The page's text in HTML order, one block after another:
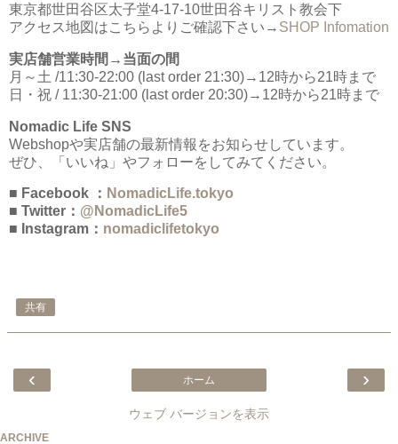
東京都世田谷区太子堂4-17-10世田谷キリスト教会下
アクセス地図はこちらよりご確認下さい→ SHOP Infomation
実店舗営業時間→当面の間
月～土 /11:30-22:00 (last order 21:30)→12時から21時まで
日・祝 / 11:30-21:00 (last order 20:30)→12時から21時まで
Nomadic Life SNS
Webshopや実店舗の最新情報をお知らせしています。
ぜひ、「いいね」やフォローをしてみてください。
■ Facebook ： NomadicLife.tokyo
■ Twitter： @NomadicLife5
■ Instagram： nomadiclifetokyo
共有
‹ ›
ホーム
ウェブ バージョンを表示
ARCHIVE